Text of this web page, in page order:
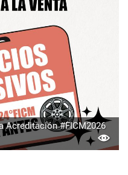
Acreditación #FICM2026